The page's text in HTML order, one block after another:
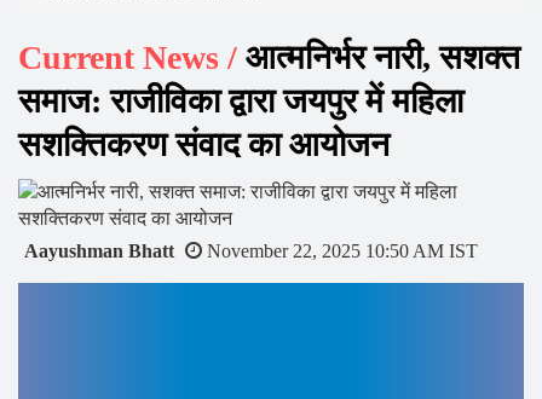
Holder,
World
Record,
Cosmetic
Dermatologist,
Clinical
Cosmetology,
Current News / आत्मनिर्भर नारी, सशक्त
समाज: राजीविका द्वारा जयपुर में महिला
सशक्तिकरण संवाद का आयोजन
Aayushman Bhatt November 22, 2025 10:50 AM IST